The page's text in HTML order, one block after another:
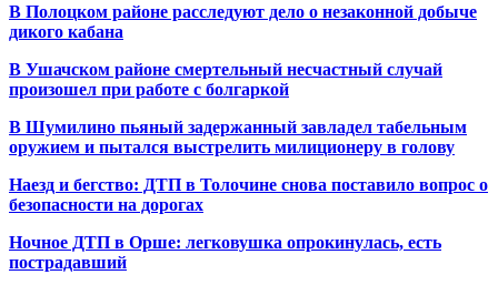
В Полоцком районе расследуют дело о незаконной добыче
дикого кабана
В Ушачском районе смертельный несчастный случай
произошел при работе с болгаркой
В Шумилино пьяный задержанный завладел табельным
оружием и пытался выстрелить милиционеру в голову
Наезд и бегство: ДТП в Толочине снова поставило вопрос о
безопасности на дорогах
Ночное ДТП в Орше: легковушка опрокинулась, есть
пострадавший